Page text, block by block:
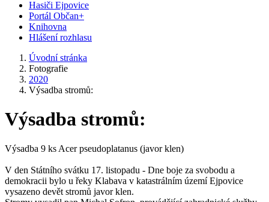
Hasiči Ejpovice
Portál Občan+
Knihovna
Hlášení rozhlasu
Úvodní stránka
Fotografie
2020
Výsadba stromů:
Výsadba stromů:
Výsadba 9 ks Acer pseudoplatanus (javor klen)
V den Státního svátku 17. listopadu - Dne boje za svobodu a
demokracii bylo u řeky Klabava v katastrálním území Ejpovice
vysazeno devět stromů javor klen.